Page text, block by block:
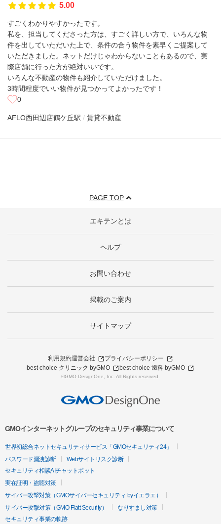
5.00
すごくわかりやすかったです。
私を、担当してくださった方は、すごく詳しい方で、いろんな物
件を出していただいた上で、条件の合う物件を素早くご提案して
いただきました。ネットだけじゃわからないこともあるので、実
際店舗に行った方が絶対いいです。
いろんな不動産の物件も紹介していただけました。
3時間程度でいい物件が見つかってよかったです！
0
AFLO西田辺店鶴ケ丘駅 賃貸不動産
PAGE TOP
エキテンとは
ヘルプ
お問い合わせ
掲載のご案内
サイトマップ
利用規約運営会社
プライバシーポリシー
best choice クリニック byGMO
best choice 歯科 byGMO
©GMO DesignOne, Inc. All Rights reserved.
GMOインターネットグループのセキュリティ事業について
世界初総合ネットセキュリティサービス「GMOセキュリティ24」
パスワード漏洩診断
Webサイトリスク診断
セキュリティ相談AIチャットボット
実在証明・盗聴対策
サイバー攻撃対策（GMOサイバーセキュリティ byイエラエ）
サイバー攻撃対策（GMO Flatt Security）
なりすまし対策
セキュリティ事業の軌跡